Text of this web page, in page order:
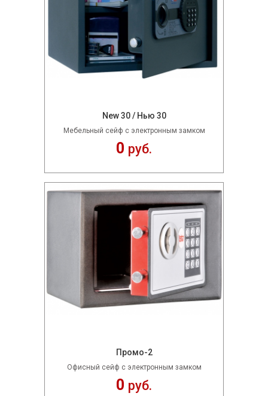
New 30 / Нью 30
Мебельный сейф с электронным замком
0 руб.
Промо-2
Офисный сейф с электронным замком
0 руб.